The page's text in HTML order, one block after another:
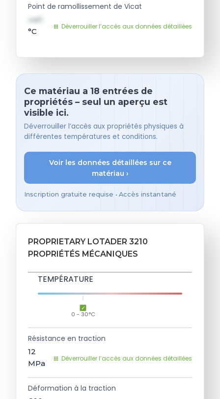
Point de ramollissement de Vicat
val1
°C
Déverrouiller l’accès aux données détaillées
Ce matériau a 18 entrées de
propriétés – seul un aperçu est
visible ici.
Déverrouiller l’accès aux propriétés physiques à
différentes températures et conditions.
Voir les données détaillées sur ce
matériau ›
Inscription gratuite requise • Accès instantané
PROPRIETARY LOTADER 3210
PROPRIÉTÉS MÉCANIQUES
TEMPÉRATURE
0 - 30°C
Résistance en traction
12
MPa
Déverrouiller l’accès aux données détaillées
Déformation à la traction